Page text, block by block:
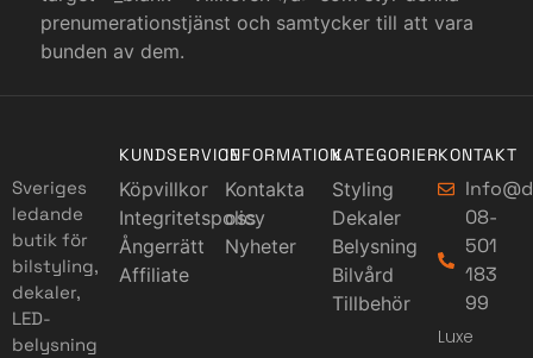
prenumerationstjänst och samtycker till att vara
bunden av dem.
Sveriges
ledande
butik för
bilstyling,
dekaler,
LED-
belysning
KUNDSERVICE
Köpvillkor
Integritetspolicy
Ångerrätt
Affiliate
INFORMATION
Kontakta
oss
Nyheter
KATEGORIER
Styling
Dekaler
Belysning
Bilvård
Tillbehör
KONTAKT
08-
501
183
99
Luxe